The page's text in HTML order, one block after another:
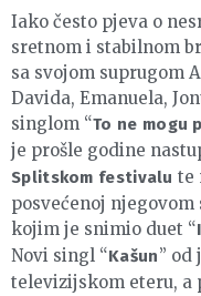
Iako često pjeva o
sretnom i stabilnom
sa svojom suprugom
Davida, Emanuela,
singlom “To ne mogu
je prošle godine
Splitskom festivalu te
posvećenoj
kojim je snimio duet “
Novi singl “Kašun” od
televizijskom eteru, a